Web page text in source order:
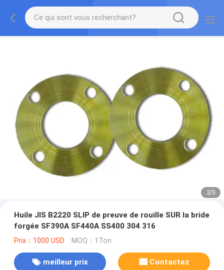
2/3
Huile JIS B2220 SLIP de preuve de rouille SUR la bride
forgée SF390A SF440A SS400 304 316
Prix：1000 USD MOQ：1Ton
meilleur prix Contactez